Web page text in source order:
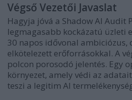
Végső Vezetői Javaslat
Hagyja jóvá a Shadow AI Audit
legmagasabb kockázatú üzleti
30 napos idővonal ambiciózus,
elkötelezett erőforrásokkal. A
polcon porosodó jelentés. Egy
környezet, amely védi az
teszi a legitim AI